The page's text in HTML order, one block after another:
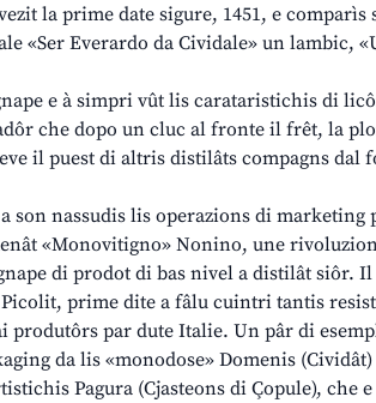
la prime date sigure, 1451, e
«Ser Everardo da Cividale» un lambic,
e à simpri vût lis carataristichis di
che dopo un cluc al fronte il frêt, la
il puest di altris distilâts compagns dal
son nassudis lis operazions di
«Monovitigno» Nonino, une
di prodot di bas nivel a distilât siôr.
prime dite a fâlu cuintri tantis
produtôrs par dute Italie. Un pâr di
da lis «monodose» Domenis
Pagura (Cjasteons di Çopule), che